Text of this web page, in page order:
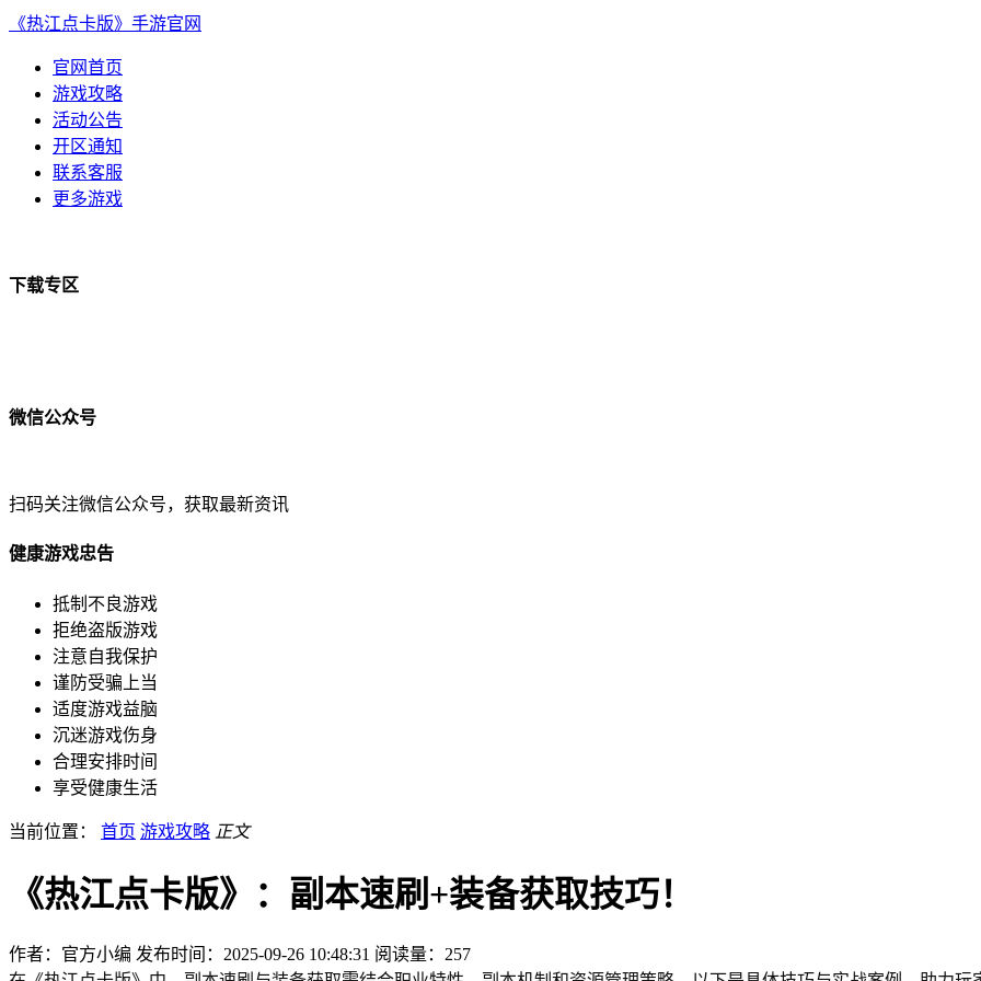
《热江点卡版》手游官网
官网首页
游戏攻略
活动公告
开区通知
联系客服
更多游戏
下载专区
微信公众号
扫码关注微信公众号，获取最新资讯
健康游戏忠告
抵制不良游戏
拒绝盗版游戏
注意自我保护
谨防受骗上当
适度游戏益脑
沉迷游戏伤身
合理安排时间
享受健康生活
当前位置： 首页 游戏攻略 正文
《热江点卡版》：副本速刷+装备获取技巧！
作者：官方小编 发布时间：2025-09-26 10:48:31 阅读量： 257